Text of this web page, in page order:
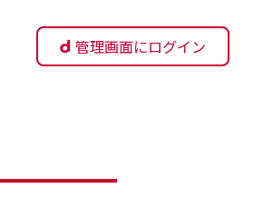
管理画面にログイン